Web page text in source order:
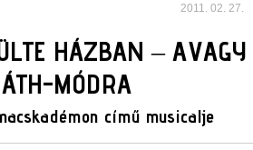
2011. 02. 27.
HÁZBAN –
MÓDRA
című musicalje